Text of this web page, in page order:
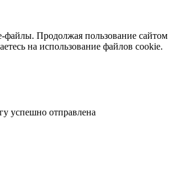
Продолжая пользование сайтом
на использование файлов cookie.
успешно отправлена